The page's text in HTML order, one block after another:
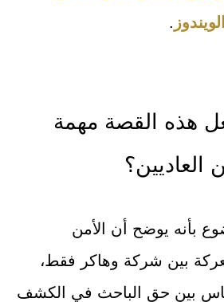
.
هذه القصة مهمة
العاديين؟
بأنه يوضح أن الأمن
بين شركة وهاكر فقط،
بين حق الباحث في الكشف